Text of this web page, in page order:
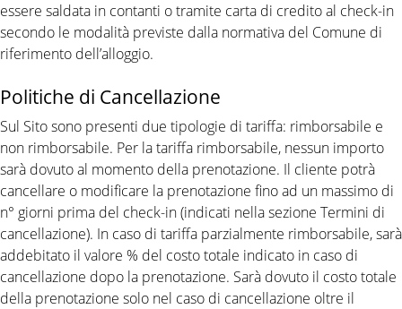
essere saldata in contanti o tramite carta di credito al check-in
secondo le modalità previste dalla normativa del Comune di
riferimento dell’alloggio.
Politiche di Cancellazione
Sul Sito sono presenti due tipologie di tariffa: rimborsabile e
non rimborsabile. Per la tariffa rimborsabile, nessun importo
sarà dovuto al momento della prenotazione. Il cliente potrà
cancellare o modificare la prenotazione fino ad un massimo di
n° giorni prima del check-in (indicati nella sezione Termini di
cancellazione). In caso di tariffa parzialmente rimborsabile, sarà
addebitato il valore % del costo totale indicato in caso di
cancellazione dopo la prenotazione. Sarà dovuto il costo totale
della prenotazione solo nel caso di cancellazione oltre il